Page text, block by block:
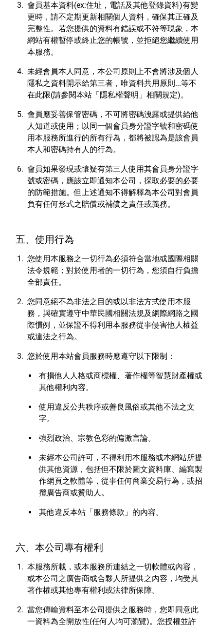
會員基本資料(ex:住址，電話及其他登錄資料)有變
更時，請不定期更新相關個人資料，確保其正確及
完整性。若您提供的資料有錯誤或不符等現象，本
網站有權暫停或終止您的帳號，並拒絕您繼續使用
本服務。
未經會員本人同意，本公司原則上不會將涉及個人
隱私之資料開示給第三者，唯資料共用原則...等不
在此限(請參閱本站「隱私權聲明」相關規定)。
會員應妥善保管密碼，不可將密碼洩露或提供給他
人知道或使用；以同一個會員身分證字號和密碼使
用本服務所進行的所有行為，都將被認為是該會員
本人和密碼持有人的行為。
會員如果發現或懷疑有第三人使用其會員身分證字
號或密碼，應該立即通知本公司，採取必要的必要
的防範措施。但上述通知不得解釋為本公司對會員
負有任何形式之賠償或補償之責任或義務。
五、使用行為
您使用本服務之一切行為必須符合當地或國際相關
法令規範；對於使用者的一切行為，您須自行負擔
全部責任。
您同意絕不為非法之目的或以非法方式使用本服
務，與確實遵守中華民國相關法規及網際網路之國
際慣例，並保證不得利用本服務從事侵害他人權益
或違法之行為。
您於使用本站會員服務時應遵守以下限制：
有損他人人格或商標權、著作權等智慧財產權或
其他權利內容。
使用違反公共秩序或善良風俗或其他不法之文
字。
強烈政治、宗教色彩的偏激言論。
未經本公司許可，不得利用本服務或本網站所提
供其他資源，包括但不限於圖文資料庫、編寫製
作網頁之軟體等，從事任何商業交易行為，或招
攬廣告商或贊助人。
其他違反本站「服務條款」的內容。
六、本公司專有權利
本服務所載，或本服務所連結之一切軟體或內容，
或本公司之廣告商或合夥人所提供之內容，均受其
著作權或其他專有權利或法律所保障。
當您傳輸資料至本公司提供之服務時，您即同意此
一資料為全開放性(任何人均可瀏覽)。您授權並許